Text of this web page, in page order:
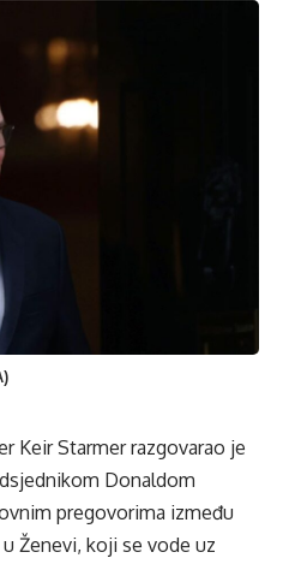
Keir Starmer razgovarao je
Donaldom
pregovorima između
Ženevi, koji se vode uz